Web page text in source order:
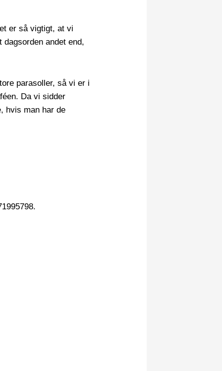
er så vigtigt, at vi
andet end,
parasoller, så vi er i
Da vi sidder
hvis man har de